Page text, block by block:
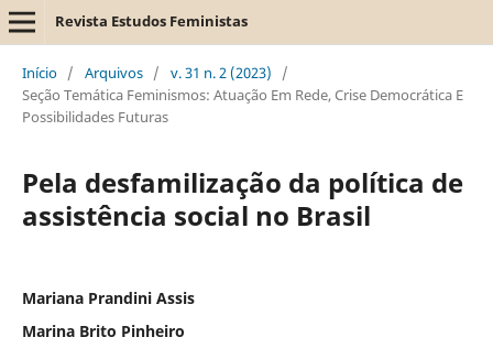
Revista Estudos Feministas
Início / Arquivos / v. 31 n. 2 (2023)
/
Seção Temática Feminismos: Atuação Em Rede, Crise Democrática E
Possibilidades Futuras
Pela desfamilização da política de
assistência social no Brasil
Mariana Prandini Assis
Marina Brito Pinheiro